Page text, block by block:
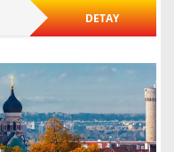
DETAY